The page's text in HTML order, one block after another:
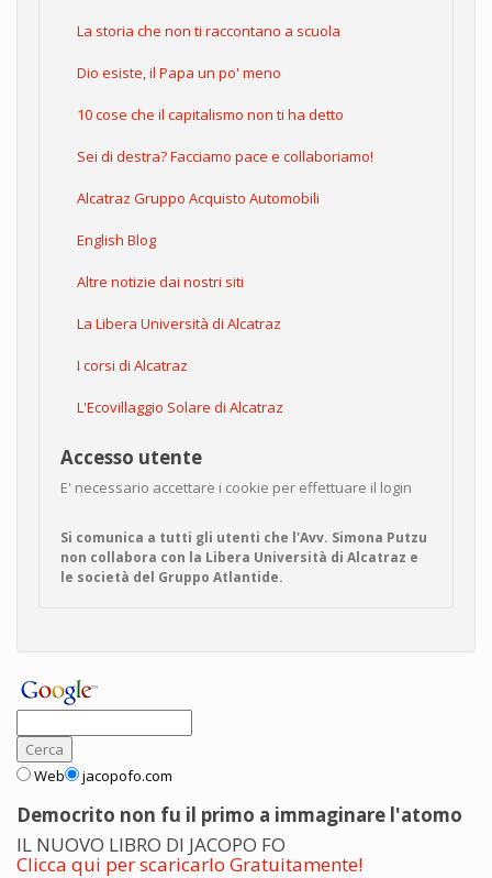
La storia che non ti raccontano a scuola
Dio esiste, il Papa un po' meno
10 cose che il capitalismo non ti ha detto
Sei di destra? Facciamo pace e collaboriamo!
Alcatraz Gruppo Acquisto Automobili
English Blog
Altre notizie dai nostri siti
La Libera Università di Alcatraz
I corsi di Alcatraz
L'Ecovillaggio Solare di Alcatraz
Accesso utente
E' necessario accettare i cookie per effettuare il login
Si comunica a tutti gli utenti che l'Avv. Simona Putzu
non collabora con la Libera Università di Alcatraz e
le società del Gruppo Atlantide.
Web jacopofo.com
Democrito non fu il primo a immaginare l'atomo
IL NUOVO LIBRO DI JACOPO FO
Clicca qui per scaricarlo Gratuitamente!